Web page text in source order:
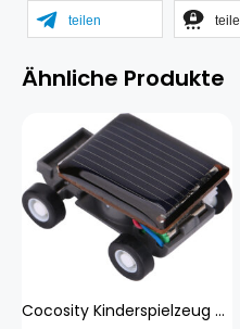
teilen
Ähnliche Produkte
Cocosity Kinderspielzeug Auto, Solor Auto Spielzeug, Lernspielzeug, Kinderspielzeug, Technologie Spielzeug